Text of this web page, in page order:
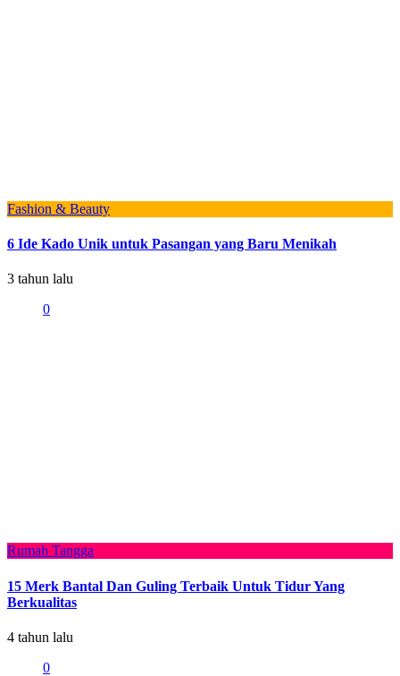
Fashion & Beauty
6 Ide Kado Unik untuk Pasangan yang Baru Menikah
3 tahun lalu
0
Rumah Tangga
15 Merk Bantal Dan Guling Terbaik Untuk Tidur Yang
Berkualitas
4 tahun lalu
0